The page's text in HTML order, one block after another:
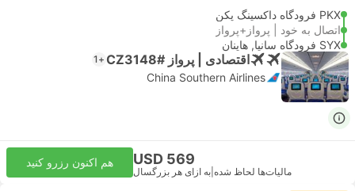
PKX فرودگاه داکسینگ پکن
اتصال به خود | پرواز+پرواز
SYX فرودگاه سانیا, هاینان
اقتصادی | پرواز #CZ3148 +1
China Southern Airlines
USD 569
مالیات‌ها لحاظ شده به ازای هر بزرگسال
هم اکنون رزرو کنید